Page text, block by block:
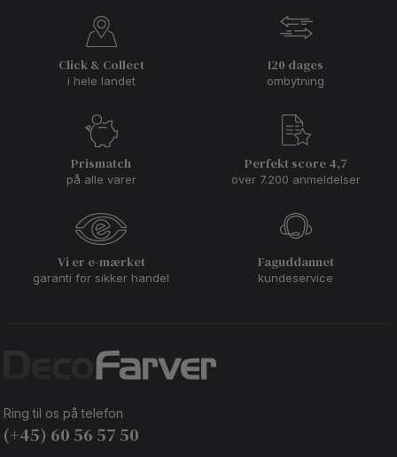
Click & Collect
i hele landet
120 dages
ombytning
Prismatch
på alle varer
Perfekt score 4,7
over 7.200 anmeldelser
Vi er e-mærket
garanti for sikker handel
Faguddannet
kundeservice
Ring til os på telefon
(+45) 60 56 57 50